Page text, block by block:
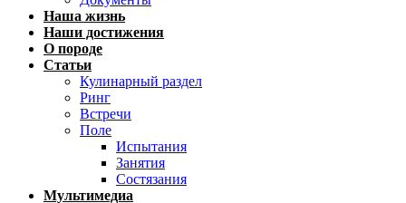
Наша жизнь
Наши достижения
О породе
Статьи
Кулинарный раздел
Ринг
Встречи
Поле
Испытания
Занятия
Состязания
Мультимедиа